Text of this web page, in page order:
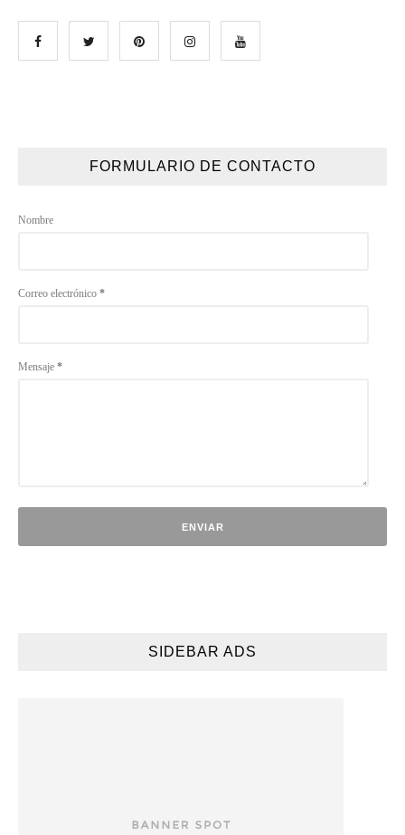
FORMULARIO DE CONTACTO
Nombre
Correo electrónico *
Mensaje *
SIDEBAR ADS